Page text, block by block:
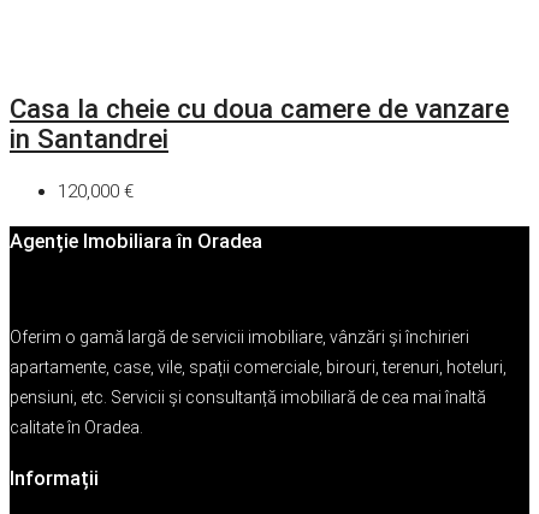
Casa la cheie cu doua camere de vanzare
in Santandrei
120,000 €
Agenție Imobiliara în Oradea
Oferim o gamă largă de servicii imobiliare, vânzări și închirieri
apartamente, case, vile, spații comerciale, birouri, terenuri, hoteluri,
pensiuni, etc. Servicii și consultanță imobiliară de cea mai înaltă
calitate în Oradea.
Informații